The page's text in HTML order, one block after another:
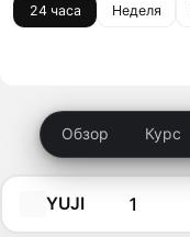
24 часа Неделя
Обзор Курс
YUJI